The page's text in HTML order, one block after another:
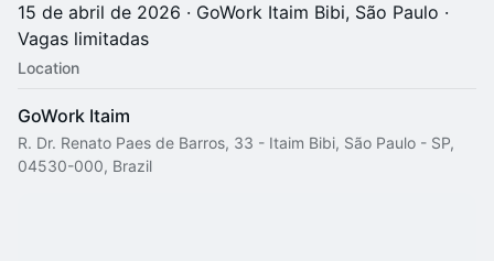
15 de abril de 2026 · GoWork Itaim Bibi, São Paulo ·
Vagas limitadas
Location
GoWork Itaim
R. Dr. Renato Paes de Barros, 33 - Itaim Bibi, São Paulo - SP,
04530-000, Brazil